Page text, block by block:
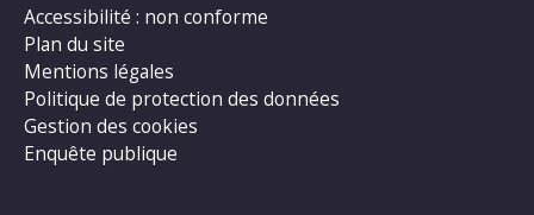
Accessibilité : non conforme
Plan du site
Mentions légales
Politique de protection des données
Gestion des cookies
Enquête publique